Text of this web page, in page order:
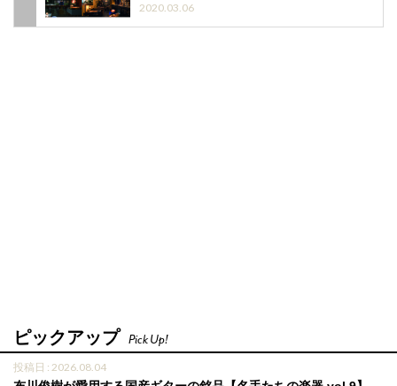
2020.03.06
ピックアップ Pick Up!
投稿日 : 2026.08.04